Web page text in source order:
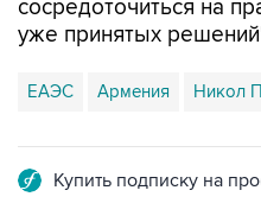
ЕАЭС Армения Никол
Подписаться на